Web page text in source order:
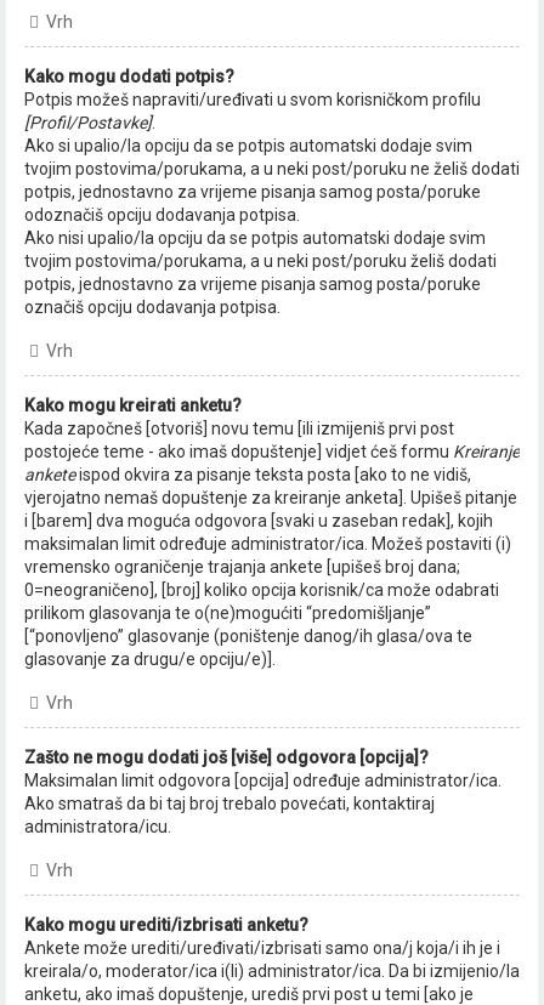
Vrh
Kako mogu dodati potpis?
Potpis možeš napraviti/uređivati u svom korisničkom profilu
[Profil/Postavke].
Ako si upalio/la opciju da se potpis automatski dodaje svim
tvojim postovima/porukama, a u neki post/poruku ne želiš dodati
potpis, jednostavno za vrijeme pisanja samog posta/poruke
odoznačiš opciju dodavanja potpisa.
Ako nisi upalio/la opciju da se potpis automatski dodaje svim
tvojim postovima/porukama, a u neki post/poruku želiš dodati
potpis, jednostavno za vrijeme pisanja samog posta/poruke
označiš opciju dodavanja potpisa.
Vrh
Kako mogu kreirati anketu?
Kada započneš [otvoriš] novu temu [ili izmijeniš prvi post
postojeće teme - ako imaš dopuštenje] vidjet ćeš formu Kreiranje
anketeispod okvira za pisanje teksta posta [ako to ne vidiš,
vjerojatno nemaš dopuštenje za kreiranje anketa]. Upišeš pitanje
i [barem] dva moguća odgovora [svaki u zaseban redak], kojih
maksimalan limit određuje administrator/ica. Možeš postaviti (i)
vremensko ograničenje trajanja ankete [upišeš broj dana;
0=neograničeno], [broj] koliko opcija korisnik/ca može odabrati
prilikom glasovanja te o(ne)mogućiti “predomišljanje”
[“ponovljeno” glasovanje (poništenje danog/ih glasa/ova te
glasovanje za drugu/e opciju/e)].
Vrh
Zašto ne mogu dodati još [više] odgovora [opcija]?
Maksimalan limit odgovora [opcija] određuje administrator/ica.
Ako smatraš da bi taj broj trebalo povećati, kontaktiraj
administratora/icu.
Vrh
Kako mogu urediti/izbrisati anketu?
Ankete može urediti/uređivati/izbrisati samo ona/j koja/i ih je i
kreirala/o, moderator/ica i(li) administrator/ica. Da bi izmijenio/la
anketu, ako imaš dopuštenje, urediš prvi post u temi [ako je